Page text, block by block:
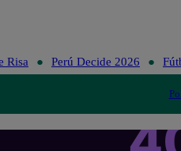
Risa Perú Decide 2026